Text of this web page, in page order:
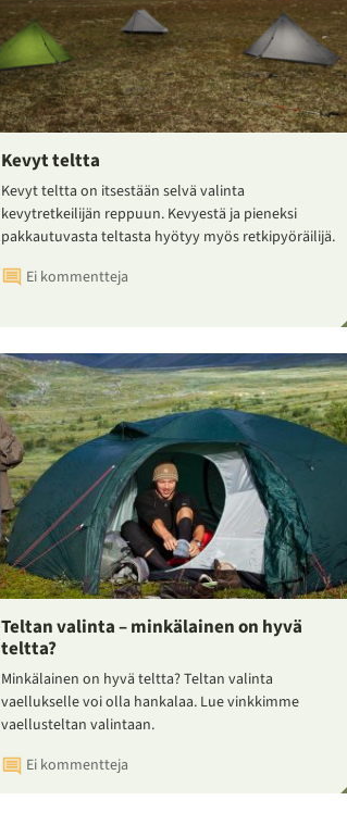
Kevyt teltta
Kevyt teltta on itsestään selvä valinta
kevytretkeilijän reppuun. Kevyestä ja pieneksi
pakkautuvasta teltasta hyötyy myös retkipyöräilijä.
Ei kommentteja
Teltan valinta – minkälainen on hyvä
teltta?
Minkälainen on hyvä teltta? Teltan valinta
vaellukselle voi olla hankalaa. Lue vinkkimme
vaellusteltan valintaan.
Ei kommentteja